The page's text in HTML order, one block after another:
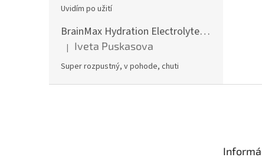
Uvidím po užití
BrainMax Hydration Electrolytes, Hydratační elektrolyty, Citrón, 300 g
Hodnotenie produktu je 5 z 5 hviezdičiek.
| Iveta Puskasova
Super rozpustný, v pohode, chuti